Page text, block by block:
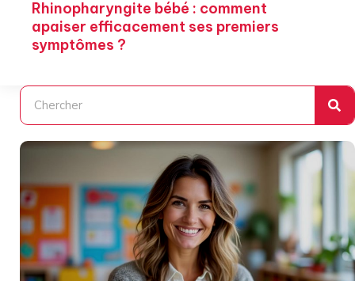
Rhinopharyngite bébé : comment
apaiser efficacement ses premiers
symptômes ?
Rechercher